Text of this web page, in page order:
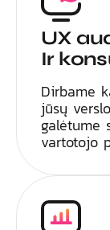
UX
Ir
Dirbame
jūsų
galėtume
vartotojo